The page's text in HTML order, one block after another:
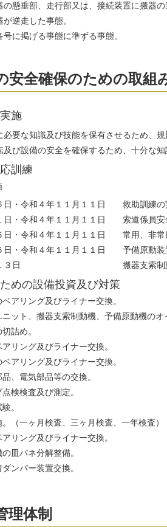
の懸垂部、走行部又は、接続装置に搬器
が逆走した事態。
号に掲げる事態に準ずる事態。
安全確保のための取組
施
要な知識及び技能を保有させるため、
及び設備の安全を確保するため、十分な
訓練
日・令和４年１１月１１日 救助訓練の
日・令和４年１１月１１日 索道係員安
日・令和４年１１月１１日 常用、非常
日・令和４年１１月１１日 予備原動装
月１３日 搬器支索制動機故障
めの設備投資及び対策
アリング及びライナー交換。
ット、搬器支索制動機、予備原動機のオ
詰め。
リング及びライナー交換。
アリング及びライナー交換。
、電気部品等の交換。
検検査及び測定。
。
（一ヶ月検査、三ヶ月検査、一年検査）
リング及びライナー交換。
皿バネ分解整備。
ンパー装置交換。
理体制